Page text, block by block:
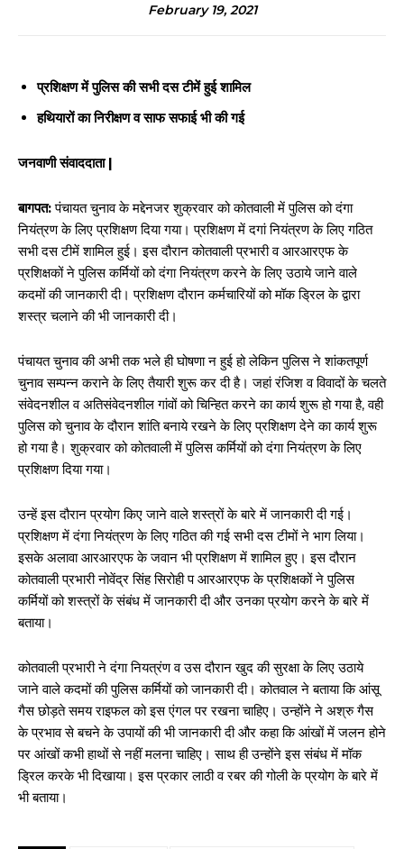
February 19, 2021
प्रशिक्षण में पुलिस की सभी दस टीमें हुई शामिल
हथियारों का निरीक्षण व साफ सफाई भी की गई
जनवाणी संवाददाता |
बागपत:पंचायत चुनाव के मद्देनजर शुक्रवार को कोतवाली में पुलिस को दंगा
नियंत्रण के लिए प्रशिक्षण दिया गया। प्रशिक्षण में दगां नियंत्रण के लिए गठित
सभी दस टीमें शामिल हुई। इस दौरान कोतवाली प्रभारी व आरआरएफ के
प्रशिक्षकों ने पुलिस कर्मियों को दंगा नियंत्रण करने के लिए उठाये जाने वाले
कदमों की जानकारी दी। प्रशिक्षण दौरान कर्मचारियों को मॉक ड्रिल के द्वारा
शस्त्र चलाने की भी जानकारी दी।
पंचायत चुनाव की अभी तक भले ही घोषणा न हुई हो लेकिन पुलिस ने शांकतपूर्ण
चुनाव सम्पन्न कराने के लिए तैयारी शुरू कर दी है। जहां रंजिश व विवादों के चलते
संवेदनशील व अतिसंवेदनशील गांवों को चिन्हित करने का कार्य शुरू हो गया है, वही
पुलिस को चुनाव के दौरान शांति बनाये रखने के लिए प्रशिक्षण देने का कार्य शुरू
हो गया है। शुक्रवार को कोतवाली में पुलिस कर्मियों को दंगा नियंत्रण के लिए
प्रशिक्षण दिया गया।
उन्हें इस दौरान प्रयोग किए जाने वाले शस्त्रों के बारे में जानकारी दी गई।
प्रशिक्षण में दंगा नियंत्रण के लिए गठित की गई सभी दस टीमों ने भाग लिया।
इसके अलावा आरआरएफ के जवान भी प्रशिक्षण में शामिल हुए। इस दौरान
कोतवाली प्रभारी नोवेंद्र सिंह सिरोही प आरआरएफ के प्रशिक्षकों ने पुलिस
कर्मियों को शस्त्रों के संबंध में जानकारी दी और उनका प्रयोग करने के बारे में
बताया।
कोतवाली प्रभारी ने दंगा नियत्रंण व उस दौरान खुद की सुरक्षा के लिए उठाये
जाने वाले कदमों की पुलिस कर्मियों को जानकारी दी। कोतवाल ने बताया कि आंसू
गैस छोड़ते समय राइफल को इस एंगल पर रखना चाहिए। उन्होंने ने अश्रु गैस
के प्रभाव से बचने के उपायों की भी जानकारी दी और कहा कि आंखों में जलन होने
पर आंखों कभी हाथों से नहीं मलना चाहिए। साथ ही उन्होंने इस संबंध में मॉक
ड्रिल करके भी दिखाया। इस प्रकार लाठी व रबर की गोली के प्रयोग के बारे में
भी बताया।